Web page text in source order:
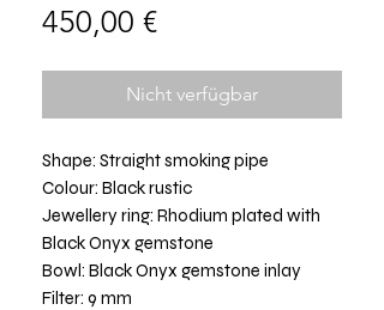
450,00 €Preis
Nicht verfügbar
Shape: Straight smoking pipe
Colour: Black rustic
Jewellery ring: Rhodium plated with
Black Onyx gemstone
Bowl: Black Onyx gemstone inlay
Filter: 9 mm